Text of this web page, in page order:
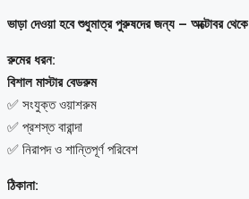
ভাড়া দেওয়া হবে শুধুমাত্র পুরুষদের জন্য – অক্টোবর থেকে
রুমের ধরন:
বিশাল মাস্টার বেডরুম
✅ সংযুক্ত ওয়াশরুম
✅ প্রশস্ত বারান্দা
✅ নিরাপদ ও শান্তিপূর্ণ পরিবেশ
ঠিকানা: